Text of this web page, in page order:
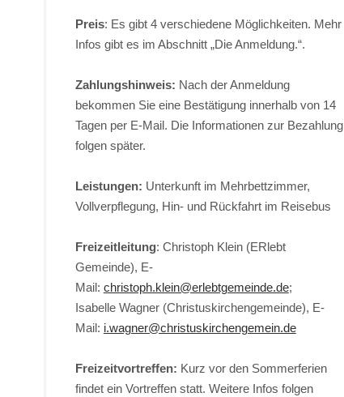
Preis: Es gibt 4 verschiedene Möglichkeiten. Mehr
Infos gibt es im Abschnitt „Die Anmeldung.“.
Zahlungshinweis: Nach der Anmeldung
bekommen Sie eine Bestätigung innerhalb von 14
Tagen per E-Mail. Die Informationen zur Bezahlung
folgen später.
Leistungen: Unterkunft im Mehrbettzimmer,
Vollverpflegung, Hin- und Rückfahrt im Reisebus
Freizeitleitung: Christoph Klein (ERlebt
Gemeinde), E-
Mail: christoph.klein@erlebtgemeinde.de;
Isabelle Wagner (Christuskirchengemeinde), E-
Mail: i.wagner@christuskirchengemein.de
Freizeitvortreffen: Kurz vor den Sommerferien
findet ein Vortreffen statt. Weitere Infos folgen